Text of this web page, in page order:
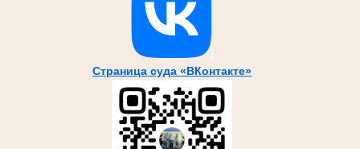
Страница суда «ВКонтакте»